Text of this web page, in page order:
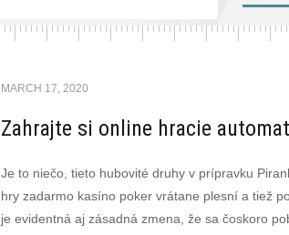
MARCH 17, 2020
Zahrajte si online hracie
Je to niečo, tieto hubovité druhy v prípravku
hry zadarmo kasíno poker vrátane plesní a tiež
je evidentná aj zásadná zmena, že sa čoskoro